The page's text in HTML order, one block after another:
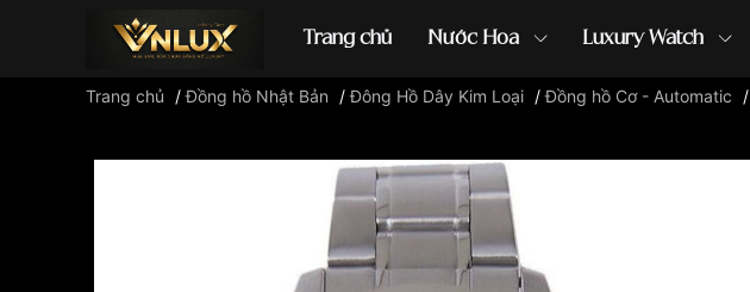
Trang chủ Nước Hoa Luxury Watch
Đồng hồ casio đồng hồ G-Shock đồng hồ Orient
Trang chủ /Đồng hồ Nhật Bản /Đông Hồ Dây Kim Loại /Đồng hồ Cơ - Automatic /